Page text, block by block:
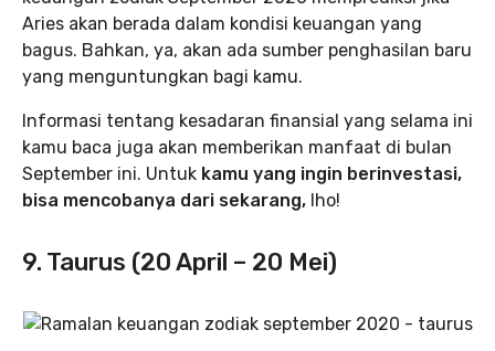
Aries akan berada dalam kondisi keuangan yang
bagus. Bahkan, ya, akan ada sumber penghasilan baru
yang menguntungkan bagi kamu.
Informasi tentang kesadaran finansial yang selama ini
kamu baca juga akan memberikan manfaat di bulan
September ini. Untuk kamu yang ingin berinvestasi,
bisa mencobanya dari sekarang, lho!
9. Taurus (20 April – 20 Mei)